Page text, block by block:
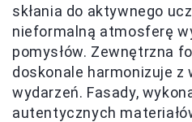
skłania do aktywnego
nieformalną atmosferę
pomysłów. Zewnętrzna
doskonale harmonizuje z
wydarzeń. Fasady,
autentycznych